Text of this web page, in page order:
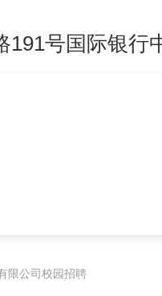
191号国际银行
限公司校园招聘